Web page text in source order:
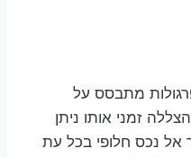
מתבסס על
זמני אותו ניתן
אל נכס חלופי בכל עת